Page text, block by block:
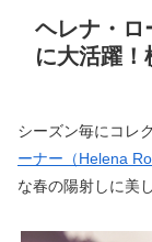
ヘレナ・ロ
に大活躍！
シーズン毎にコレ
ーナー（Helena
な春の陽射しに美